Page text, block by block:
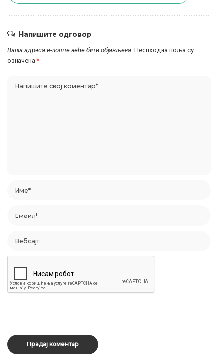
Напишите одговор
Ваша адреса е-поште неће бити објављена. Неопходна поља су
означена *